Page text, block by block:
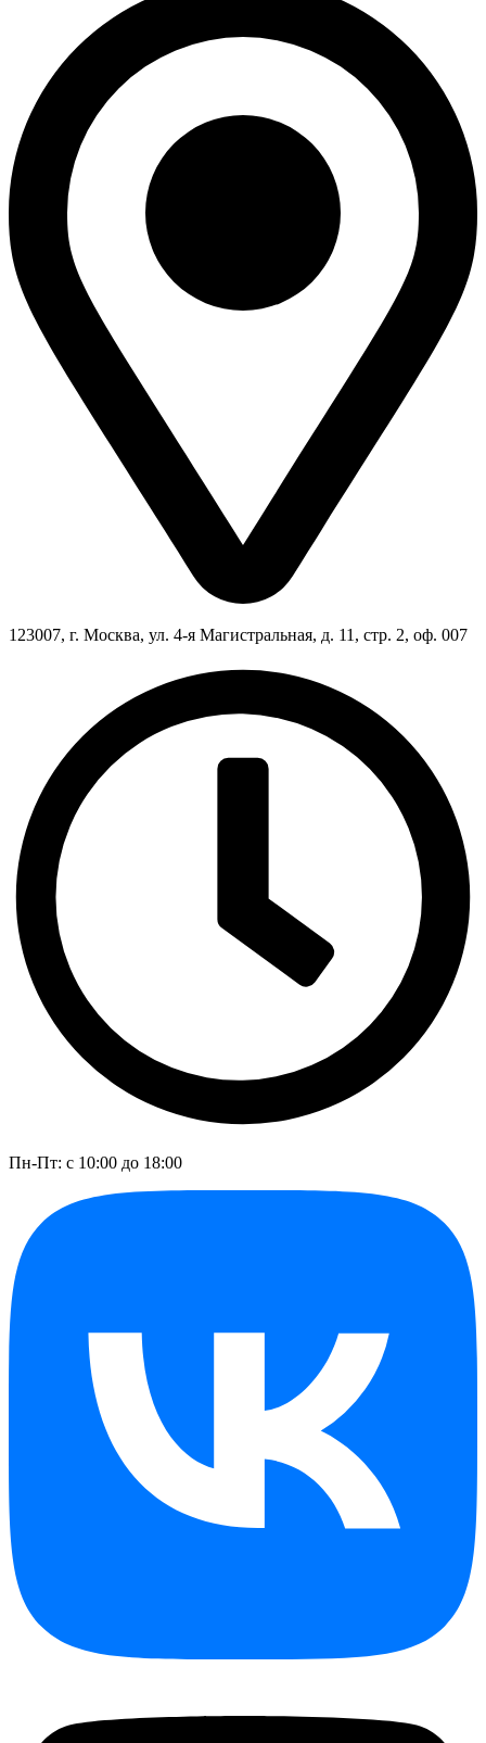
123007, г. Москва, ул. 4-я Магистральная, д. 11, стр. 2, оф. 007
Пн-Пт: с 10:00 до 18:00